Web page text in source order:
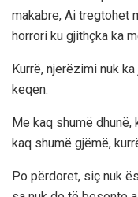
makabre, Ai tregtohet
horrori ku gjithçka ka
Kurrë, njerëzimi nuk
keqen.
Me kaq shumë dhunë,
kaq shumë gjëmë,
Po përdoret, siç nuk